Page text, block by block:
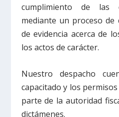
cumplimiento de las
mediante un proceso de
de evidencia acerca de
los actos de carácter.
Nuestro despacho
capacitado y los
parte de la autoridad
dictámenes.